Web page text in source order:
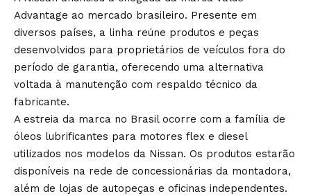
Advantage ao mercado brasileiro. Presente em
diversos países, a linha reúne produtos e peças
desenvolvidos para proprietários de veículos fora do
período de garantia, oferecendo uma alternativa
voltada à manutenção com respaldo técnico da
fabricante.
A estreia da marca no Brasil ocorre com a família de
óleos lubrificantes para motores flex e diesel
utilizados nos modelos da Nissan. Os produtos estarão
disponíveis na rede de concessionárias da montadora,
além de lojas de autopeças e oficinas independentes.